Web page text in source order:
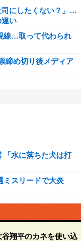
司にしたくない？」…
い
線…取って代わられ
締め切り後メディア
「水に落ちた犬は打
ミスリードで大炎
翔平のカネを使い込